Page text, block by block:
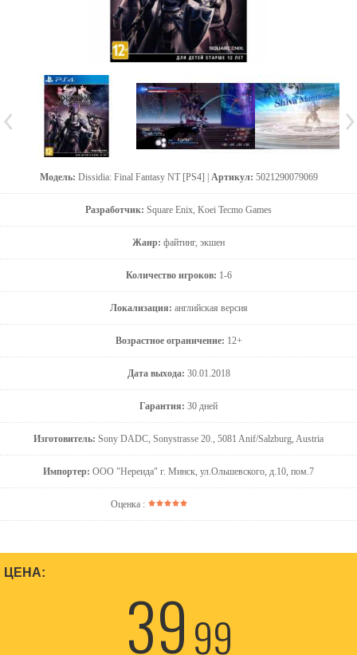
Модель: Dissidia: Final Fantasy NT [PS4] | Артикул: 5021290079069
Разработчик: Square Enix, Koei Tecmo Games
Жанр: файтинг, экшен
Количество игроков: 1-6
Локализация: английская версия
Возрастное ограничение: 12+
Дата выхода: 30.01.2018
Гарантия: 30 дней
Изготовитель: Sony DADC, Sonystrasse 20., 5081 Anif/Salzburg, Austria
Импортер: ООО "Нереида" г. Минск, ул.Ольшевского, д.10, пом.7
Оценка :
ЦЕНА:
3999